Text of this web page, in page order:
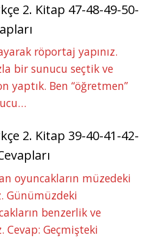
2. Kitap 47-48-49-50-
röportaj yapınız.
bir sunucu seçtik ve
yaptık. Ben “öğretmen”
2. Kitap 39-40-41-42-
oyuncakların müzedeki
Günümüzdeki
benzerlik ve
Cevap: Geçmişteki